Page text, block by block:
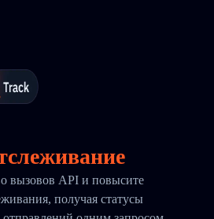
вызовов API и повысите
получая статусы